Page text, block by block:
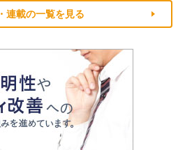
連載の一覧を見る